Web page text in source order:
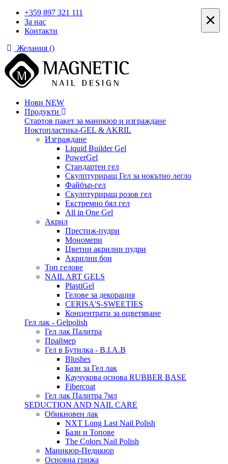
+359 897 321 111
За нас
Контакти
Желания ()
Нови NEW
Продукти
Стартов пакет за маникюр и изграждане
Ноктопластика-GEL & AKRIL
Изграждане
Liquid Builder Gel
PowerGel
Стандартен гел
Скулптуриращ Гел за нокътно легло
Файбър-гел
Скулптуриращ розов гел
Екстремно бял гел
All in One Gel
Акрил
Престиж-пудри
Мономери
Цветни акрилни пудри
Акрилни бои
Топ гелове
NAIL ART GELS
PlastiGel
Гелове за декорация
CERISA'S-SWEETIES
Концентрати за оцветяване
Гел лак - Gelpolish
Гел лак Палитра
Праймер
Гел в Бутилка - B.I.A.B
Blushes
Бази за Гел лак
Каучукова основа RUBBER BASE
Fibercoat
Гел лак Палитра 7мл
SEDUCTION AND NAIL CARE
Обикновен лак
NXT Long Last Nail Polish
Бази и Топове
The Colors Nail Polish
Маникюр-Педикюр
Основна грижа
×